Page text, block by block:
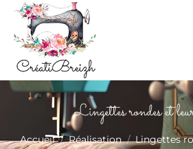
Lingettes rondes et
Vous êtes ici :
Accueil Réalisation Lingettes